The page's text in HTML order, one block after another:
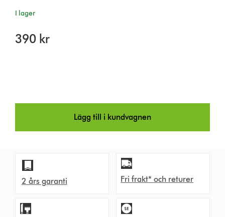
I lager
390 kr
Lägg till i kundvagnen
2 års garanti Fri frakt* och returer